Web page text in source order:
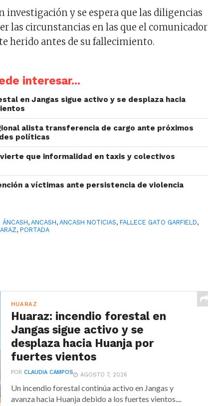
investigación y se espera que las diligencias
las circunstancias en las que el comunicador
herido antes de su fallecimiento.
interesar...
en Jangas sigue activo y se desplaza hacia
alista transferencia de cargo ante próximos
políticas
que informalidad en taxis y colectivos
a víctimas ante persistencia de violencia
ÁNCASH,ANCASH,ANCASH NOTICIAS,FALLECE GATO GARFIELD,
,PORTADA
HUARAZ
Huaraz: incendio forestal en
Jangas sigue activo y se
desplaza hacia Huanja por
fuertes vientos
PORCLAUDIA CAMPOS AGOSTO 7, 2026
Un incendio forestal continúa activo en Jangas y
avanza hacia Huanja debido a los fuertes vientos....